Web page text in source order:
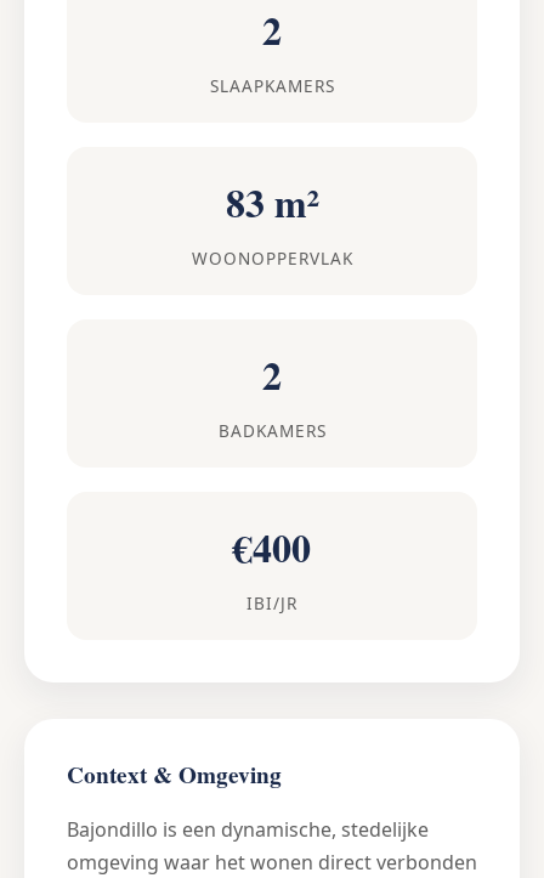
2
SLAAPKAMERS
83 m²
WOONOPPERVLAK
2
BADKAMERS
€400
IBI/JR
Context & Omgeving
Bajondillo is een dynamische, stedelijke
omgeving waar het wonen direct verbonden